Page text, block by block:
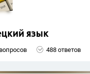
язык
488 ответов